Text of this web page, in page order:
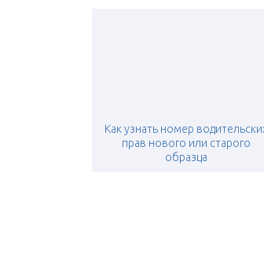
Как узнать номер
прав нового или старого
образца